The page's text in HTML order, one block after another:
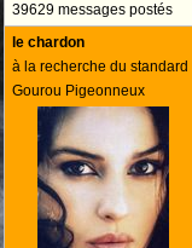
39629 messages postés
le chardon
à la recherche du standard
Gourou Pigeonneux